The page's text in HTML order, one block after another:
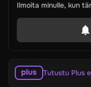
Ilmoita minulle, kun
Tutustu Plus